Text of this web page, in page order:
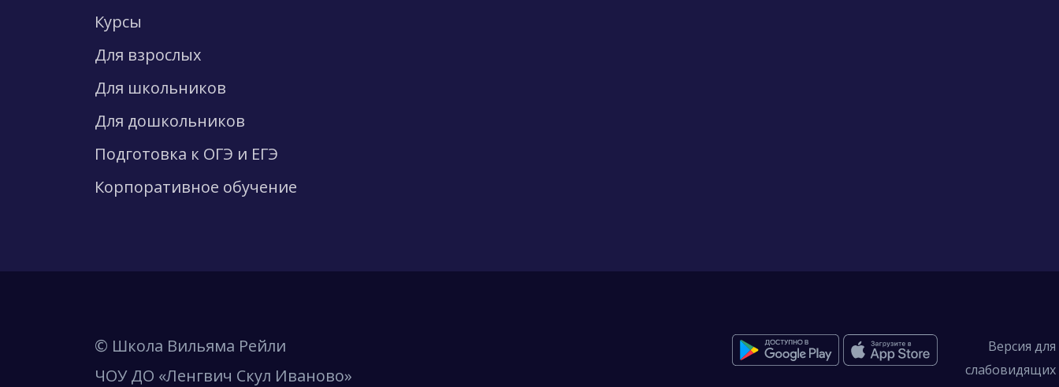
Курсы
Для взрослых
Для школьников
Для дошкольников
Подготовка к ОГЭ и ЕГЭ
Корпоративное обучение
© Школа Вильяма Рейли
ЧОУ ДО «Ленгвич Скул Иваново»
Версия для
слабовидящих